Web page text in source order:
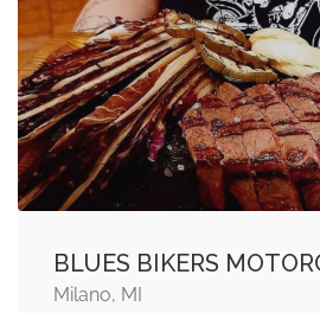
BLUES BIKERS
Milano, MI